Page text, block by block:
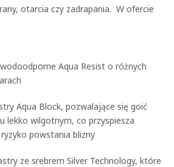
otarcia czy zadrapania. W ofercie
Aqua Resist o różnych
Aqua Block, pozwalające się goić
lekko wilgotnym, co przyspiesza
powstania blizny
ze srebrem Silver Technology, które